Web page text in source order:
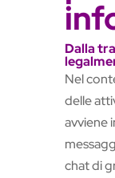
Dalla
Nel
delle
avviene
chat di